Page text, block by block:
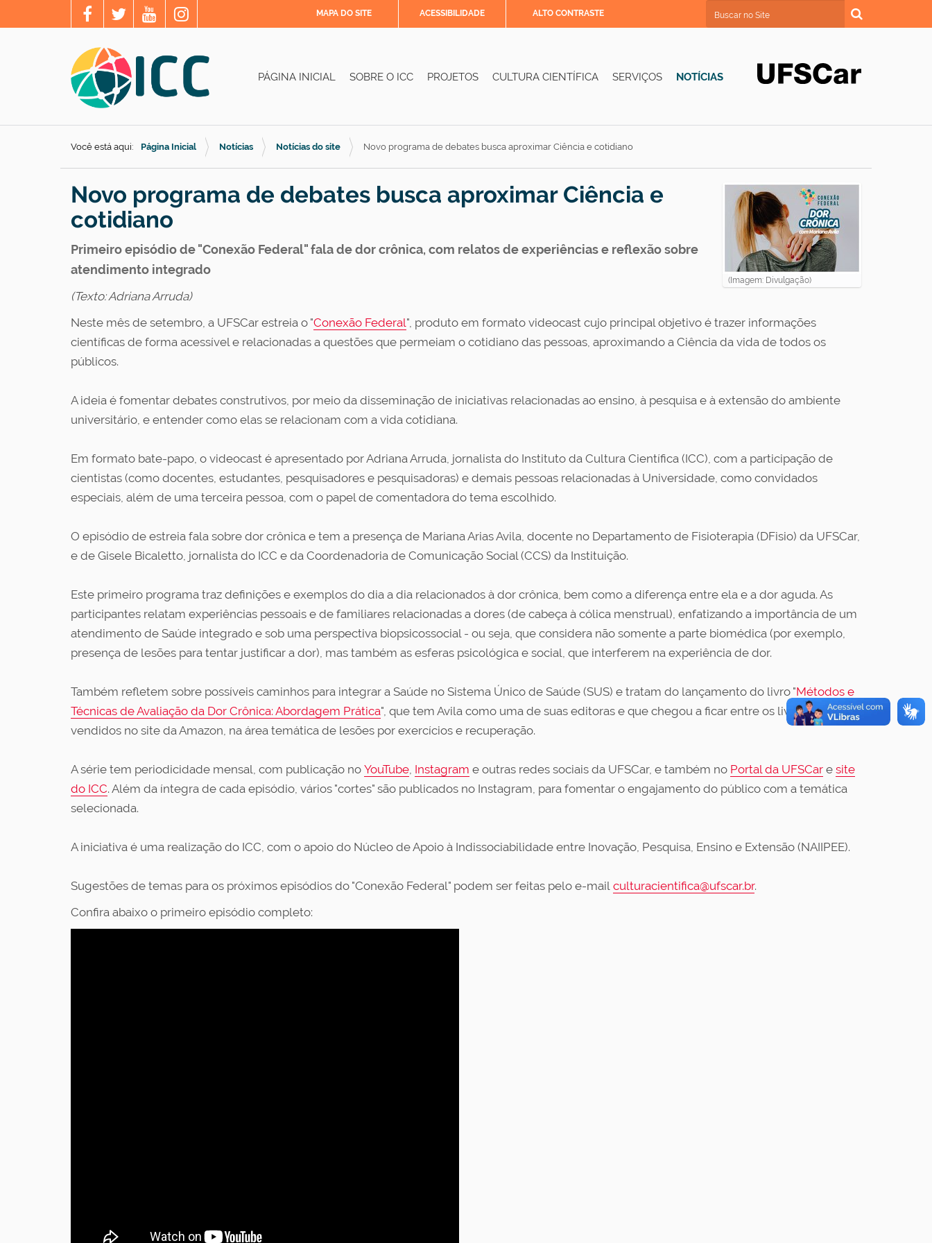
MAPA DO SITE ACESSIBILIDADE ALTO CONTRASTE Busca Avançada…
PÁGINA INICIAL SOBRE O ICC PROJETOS CULTURA CIENTÍFICA SERVIÇOS NOTÍCIAS
Você está aqui: Página Inicial Notícias Notícias do site Novo programa de debates busca aproximar Ciência e cotidiano
(Imagem: Divulgação)
Novo programa de debates busca aproximar Ciência e
cotidiano
Primeiro episódio de "Conexão Federal" fala de dor crônica, com relatos de experiências e reflexão sobre
atendimento integrado
(Texto: Adriana Arruda)
Neste mês de setembro, a UFSCar estreia o "Conexão Federal", produto em formato videocast cujo principal objetivo é trazer informações
científicas de forma acessível e relacionadas a questões que permeiam o cotidiano das pessoas, aproximando a Ciência da vida de todos os
públicos.
A ideia é fomentar debates construtivos, por meio da disseminação de iniciativas relacionadas ao ensino, à pesquisa e à extensão do ambiente
universitário, e entender como elas se relacionam com a vida cotidiana.
Em formato bate-papo, o videocast é apresentado por Adriana Arruda, jornalista do Instituto da Cultura Científica (ICC), com a participação de
cientistas (como docentes, estudantes, pesquisadores e pesquisadoras) e demais pessoas relacionadas à Universidade, como convidados
especiais, além de uma terceira pessoa, com o papel de comentadora do tema escolhido.
O episódio de estreia fala sobre dor crônica e tem a presença de Mariana Arias Avila, docente no Departamento de Fisioterapia (DFisio) da UFSCar,
e de Gisele Bicaletto, jornalista do ICC e da Coordenadoria de Comunicação Social (CCS) da Instituição.
Este primeiro programa traz definições e exemplos do dia a dia relacionados à dor crônica, bem como a diferença entre ela e a dor aguda. As
participantes relatam experiências pessoais e de familiares relacionadas a dores (de cabeça à cólica menstrual), enfatizando a importância de um
atendimento de Saúde integrado e sob uma perspectiva biopsicossocial - ou seja, que considera não somente a parte biomédica (por exemplo,
presença de lesões para tentar justificar a dor), mas também as esferas psicológica e social, que interferem na experiência de dor.
Também refletem sobre possíveis caminhos para integrar a Saúde no Sistema Único de Saúde (SUS) e tratam do lançamento do livro "Métodos e
Técnicas de Avaliação da Dor Crônica: Abordagem Prática", que tem Avila como uma de suas editoras e que chegou a ficar entre os livros mais
vendidos no site da Amazon, na área temática de lesões por exercícios e recuperação.
A série tem periodicidade mensal, com publicação no YouTube, Instagram e outras redes sociais da UFSCar, e também no Portal da UFSCar e site
do ICC. Além da íntegra de cada episódio, vários "cortes" são publicados no Instagram, para fomentar o engajamento do público com a temática
selecionada.
A iniciativa é uma realização do ICC, com o apoio do Núcleo de Apoio à Indissociabilidade entre Inovação, Pesquisa, Ensino e Extensão (NAIIPEE).
Sugestões de temas para os próximos episódios do "Conexão Federal" podem ser feitas pelo e-mail culturacientifica@ufscar.br.
Confira abaixo o primeiro episódio completo: